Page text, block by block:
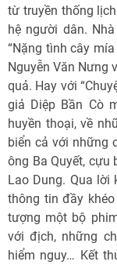
từ truyền thống
hệ người dân.
“Nặng tình cây
Nguyễn Văn Nưng
quả. Hay với
giả Diệp Bần Cò
huyền thoại, về
biển cả với những
ông Ba Quyết, cựu
Lao Dung. Qua lời
thông tin đầy
tượng một bộ
với địch, những
hiểm nguy… Kết